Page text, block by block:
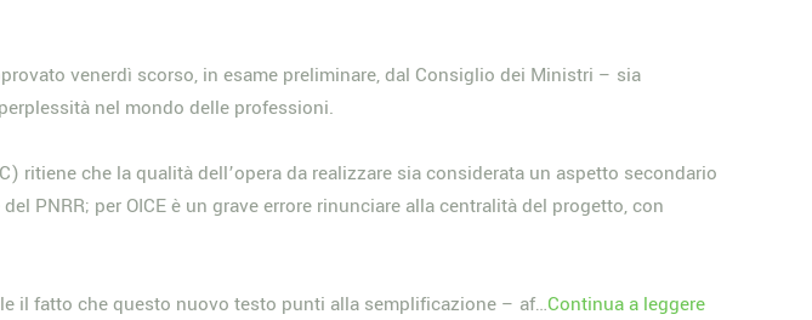
venerdì scorso, in esame preliminare, dal Consiglio dei Ministri – sia
nel mondo delle professioni.
che la qualità dell’opera da realizzare sia considerata un aspetto secondario
PNRR; per OICE è un grave errore rinunciare alla centralità del progetto, con
il fatto che questo nuovo testo punti alla semplificazione – af…Continua a leggere